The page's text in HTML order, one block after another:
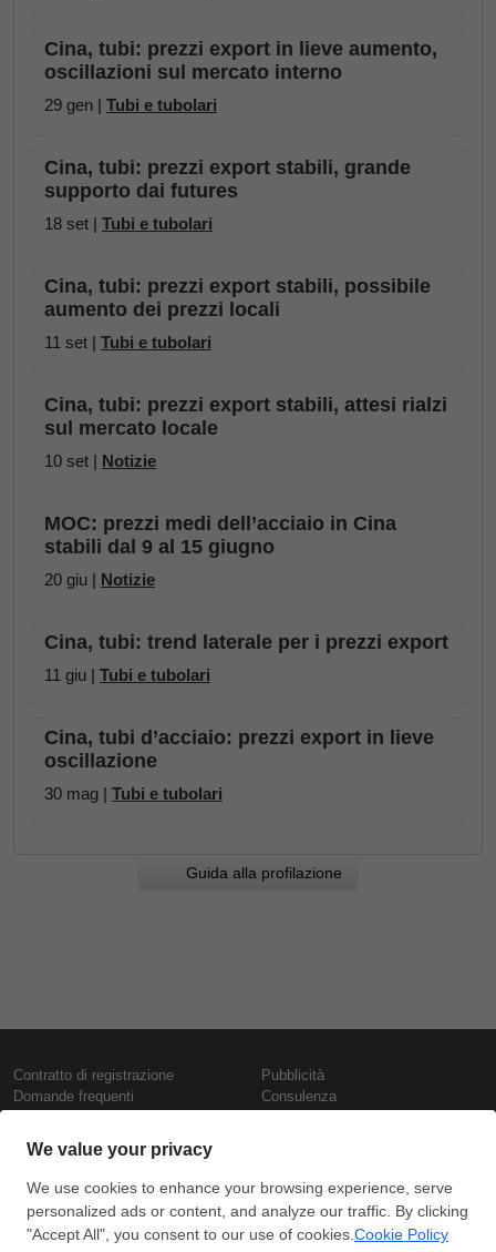
Cina, tubi: prezzi export in lieve aumento,
oscillazioni sul mercato interno
29 gen | Tubi e tubolari
Cina, tubi: prezzi export stabili, grande
supporto dai futures
18 set | Tubi e tubolari
Cina, tubi: prezzi export stabili, possibile
aumento dei prezzi locali
11 set | Tubi e tubolari
Cina, tubi: prezzi export stabili, attesi rialzi
sul mercato locale
10 set | Notizie
MOC: prezzi medi dell’acciaio in Cina
stabili dal 9 al 15 giugno
20 giu | Notizie
Cina, tubi: trend laterale per i prezzi export
11 giu | Tubi e tubolari
Cina, tubi d’acciaio: prezzi export in lieve
oscillazione
30 mag | Tubi e tubolari
Guida alla profilazione
Contratto di registrazione
Domande frequenti
Presentazione
Contattaci
Termini di utilizzo
Politica di riservatezza
Pubblicità
Consulenza